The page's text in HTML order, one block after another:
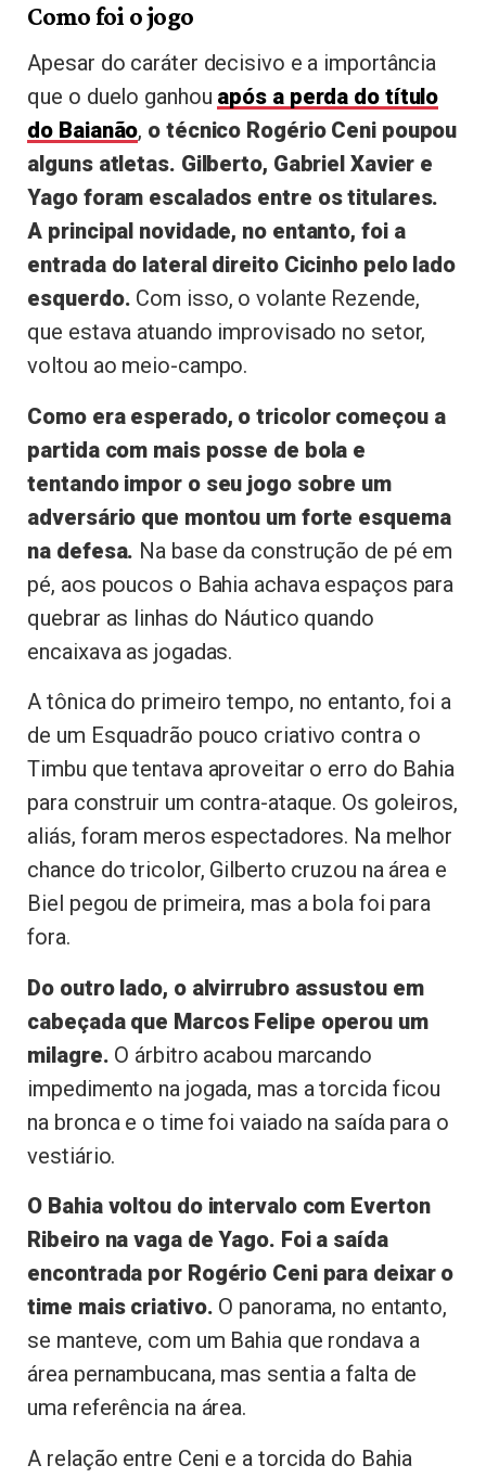
Como foi o jogo
Apesar do caráter decisivo e a importância
que o duelo ganhou após a perda do título
do Baianão, o técnico Rogério Ceni poupou
alguns atletas. Gilberto, Gabriel Xavier e
Yago foram escalados entre os titulares.
A principal novidade, no entanto, foi a
entrada do lateral direito Cicinho pelo lado
esquerdo. Com isso, o volante Rezende,
que estava atuando improvisado no setor,
voltou ao meio-campo.
Como era esperado, o tricolor começou a
partida com mais posse de bola e
tentando impor o seu jogo sobre um
adversário que montou um forte esquema
na defesa. Na base da construção de pé em
pé, aos poucos o Bahia achava espaços para
quebrar as linhas do Náutico quando
encaixava as jogadas.
A tônica do primeiro tempo, no entanto, foi a
de um Esquadrão pouco criativo contra o
Timbu que tentava aproveitar o erro do Bahia
para construir um contra-ataque. Os goleiros,
aliás, foram meros espectadores. Na melhor
chance do tricolor, Gilberto cruzou na área e
Biel pegou de primeira, mas a bola foi para
fora.
Do outro lado, o alvirrubro assustou em
cabeçada que Marcos Felipe operou um
milagre. O árbitro acabou marcando
impedimento na jogada, mas a torcida ficou
na bronca e o time foi vaiado na saída para o
vestiário.
O Bahia voltou do intervalo com Everton
Ribeiro na vaga de Yago. Foi a saída
encontrada por Rogério Ceni para deixar o
time mais criativo. O panorama, no entanto,
se manteve, com um Bahia que rondava a
área pernambucana, mas sentia a falta de
uma referência na área.
A relação entre Ceni e a torcida do Bahia